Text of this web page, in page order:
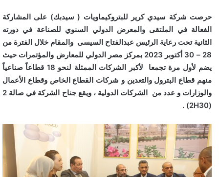
حرصت شركة سيدي كرير للبتروكيماويات ( سيدبك) على المشاركة
الفعالة في الملتقى والمعرض الدولي السنوي للصناعة في دورته
الثانية تحت رعاية الرئيس عبدالفتاح السيسى والمقام خلال الفترة من
28 – 30 أكتوبر 2023 بمركز مصر الدولي للمعارض والمؤتمرات حيث
يضم لأول مرة تجمعا لأكبر الشركات الممثلة لنحو 18 قطاعاً صناعياً
منهم قطاع البترول والتعدين و شركات القطاع الخاص وقطاع الأعمال
والوزارات و عدد من الشركات الدولية ، ويقع جناح الشركة في صالة 2
(2H30) .